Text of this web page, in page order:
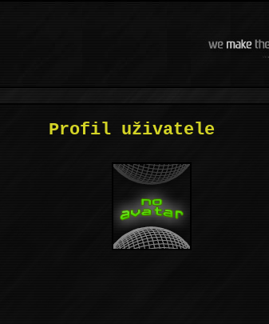
Profil uživatele